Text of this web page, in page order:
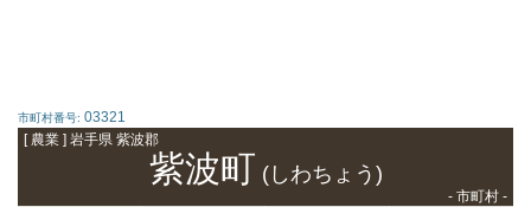
市町村番号: 03321
[ 農業 ] 岩手県 紫波郡
紫波町 (しわちょう)
- 市町村 -